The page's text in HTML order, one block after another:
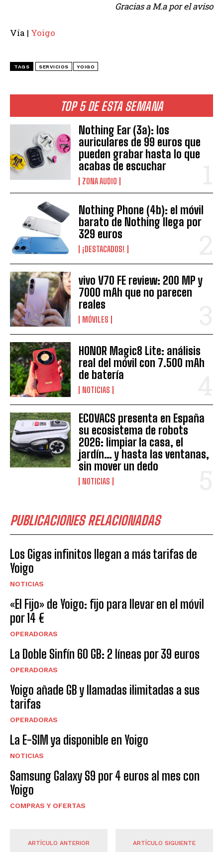
TOP 5 DE ESTA SEMANA
Nothing Ear (3a): los
auriculares de 99 euros que
pueden grabar hasta lo que
acabas de escuchar
ZONA AUDIO
Nothing Phone (4b): el móvil
barato de Nothing llega por
329 euros
¡DESTACADOS!
vivo V70 FE review: 200 MP y
7000 mAh que no parecen
reales
MÓVILES
HONOR Magic8 Lite: análisis
real del móvil con 7.500 mAh
de batería
NOTICIAS
ECOVACS presenta en España
su ecosistema de robots
2026: limpiar la casa, el
jardín… y hasta las ventanas,
sin mover un dedo
NOTICIAS
PUBLICACIONES RELACIONADAS
Los Gigas infinitos llegan a más tarifas de
Yoigo
NOTICIAS
«El Fijo» de Yoigo: fijo para llevar en el móvil
por 14 €
OPERADORAS
La Doble Sinfín 60 GB: 2 líneas por 39 euros
OPERADORAS
Yoigo añade GB y llamadas ilimitadas a sus
tarifas
OPERADORAS
La E-SIM ya disponible en Yoigo
NOTICIAS
Samsung Galaxy S9 por 4 euros al mes con
Yoigo
COMPRAS Y OFERTAS
Gracias a M.a por el aviso
Vía | Yoigo
TAGS SERVICIOS YOIGO
ARTÍCULO ANTERIOR ARTÍCULO SIGUIENTE